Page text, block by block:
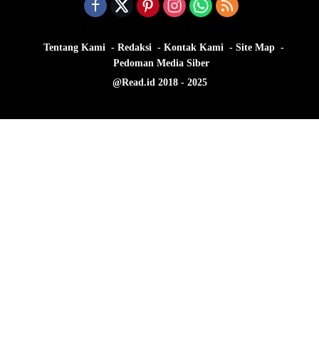
Tentang Kami Redaksi Kontak Kami
Site Map
Pedoman Media Siber
@Read.id 2018 - 2025